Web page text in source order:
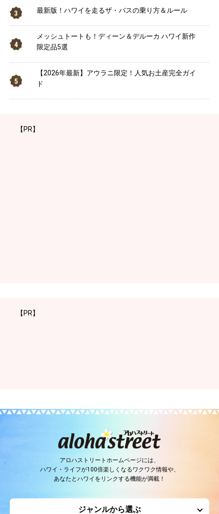
最新版！ハワイを走るザ・バスの乗り方＆ルール
メッシュトートも！ディーン＆デルーカ ハワイ新作
限定品5選
【2026年最新】アウラニ限定！人気お土産完全ガイ
ド
【PR】
【PR】
アロハストリートホームページには、
ハワイ・ライフが100倍楽しくなるワクワク情報や、
あなたとハワイをリンクする機能が満載！
ジャンルから選ぶ